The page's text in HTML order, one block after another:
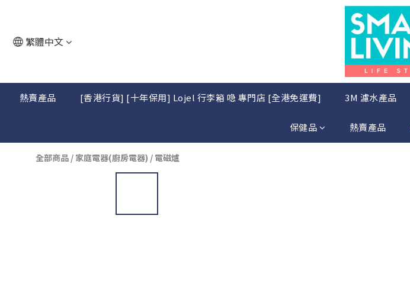
繁體中文
熱賣產品 [香港行貨] [十年保用] Lojel 行李箱 喼 專門店 [全港免運費] 3M 濾水產品
保健品 熱賣產品
全部商品 / 家庭電器(廚房電器) / 電磁爐